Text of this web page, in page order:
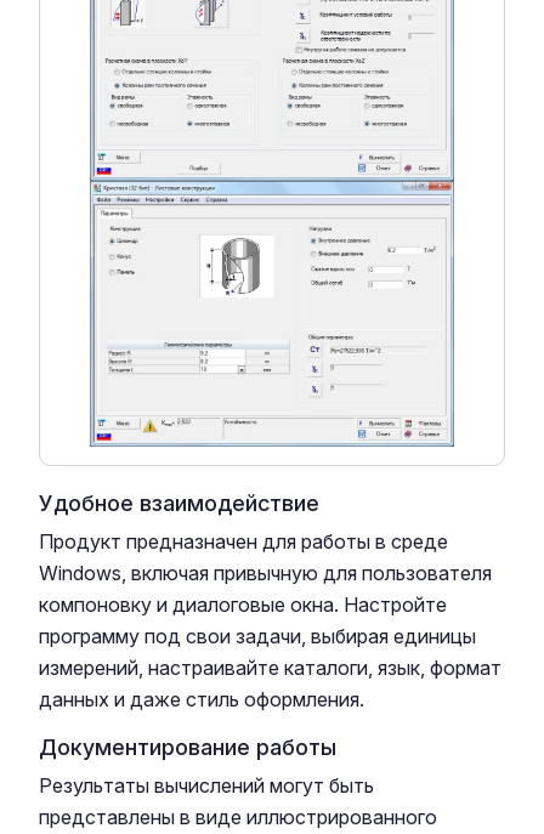
Удобное взаимодействие
Продукт предназначен для работы в среде
Windows, включая привычную для пользователя
компоновку и диалоговые окна. Настройте
программу под свои задачи, выбирая единицы
измерений, настраивайте каталоги, язык, формат
данных и даже стиль оформления.
Документирование работы
Результаты вычислений могут быть
представлены в виде иллюстрированного